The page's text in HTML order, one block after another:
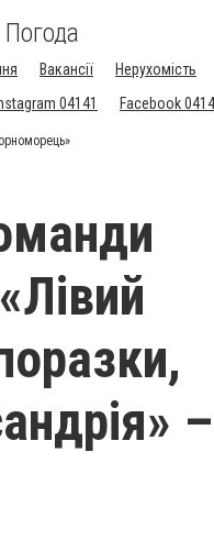
Погода
Вакансії Нерухомість
04141 Facebook
–